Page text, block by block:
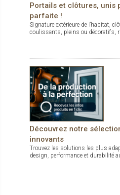
Portails et clôtures, unis
parfaite !
Signature extérieure de l’habitat,
coulissants, pleins ou décoratifs,
Découvrez notre
innovants
Trouvez les solutions les plus
design, performance et durabilité